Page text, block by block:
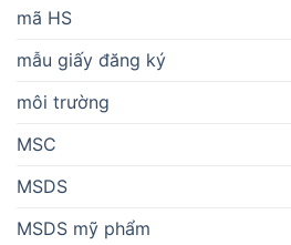
mã HS
mẫu giấy đăng ký
môi trường
MSC
MSDS
MSDS mỹ phẩm